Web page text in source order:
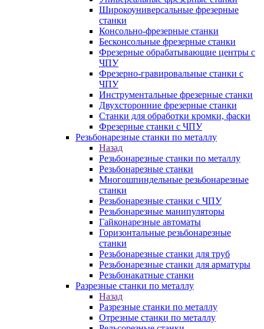
Широкоуниверсальные фрезерные
станки
Консольно-фрезерные станки
Бесконсольные фрезерные станки
Фрезерные обрабатывающие центры с
ЧПУ
Фрезерно-гравировальные станки с
ЧПУ
Инструментальные фрезерные станки
Двухсторонние фрезерные станки
Станки для обработки кромки, фаски
Фрезерные станки с ЧПУ
Резьбонарезные станки по металлу
Назад
Резьбонарезные станки по металлу
Резьбонарезные станки
Многошпиндельные резьбонарезные
станки
Резьбонарезные станки с ЧПУ
Резьбонарезные манипуляторы
Гайконарезные автоматы
Горизонтальные резьбонарезные
станки
Резьбонарезные станки для труб
Резьбонарезные станки для арматуры
Резьбонакатные станки
Разрезные станки по металлу
Назад
Разрезные станки по металлу
Отрезные станки по металлу